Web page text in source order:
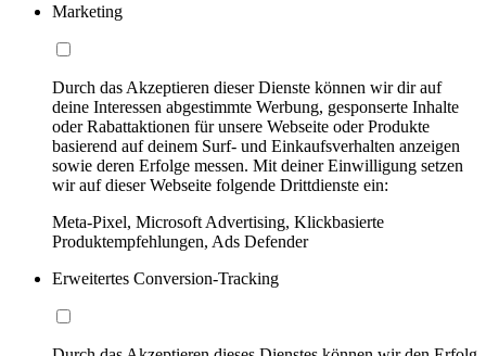
Marketing
Durch das Akzeptieren dieser Dienste können wir dir auf
deine Interessen abgestimmte Werbung, gesponserte Inhalte
oder Rabattaktionen für unsere Webseite oder Produkte
basierend auf deinem Surf- und Einkaufsverhalten anzeigen
sowie deren Erfolge messen. Mit deiner Einwilligung setzen
wir auf dieser Webseite folgende Drittdienste ein:
Meta-Pixel, Microsoft Advertising, Klickbasierte
Produktempfehlungen, Ads Defender
Erweitertes Conversion-Tracking